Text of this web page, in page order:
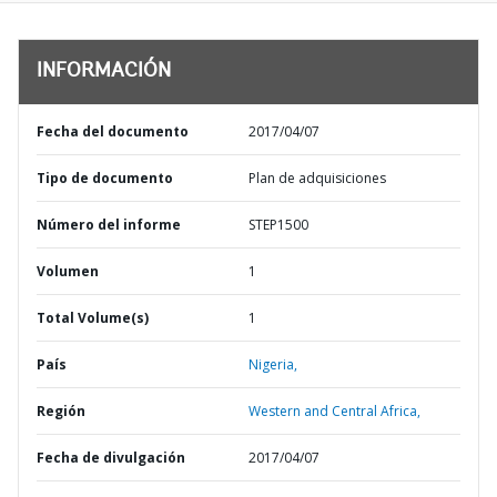
INFORMACIÓN
Fecha del documento 2017/04/07
Tipo de documento Plan de adquisiciones
Número del informe STEP1500
Volumen 1
Total Volume(s) 1
País Nigeria,
Región Western and Central Africa,
Fecha de divulgación 2017/04/07